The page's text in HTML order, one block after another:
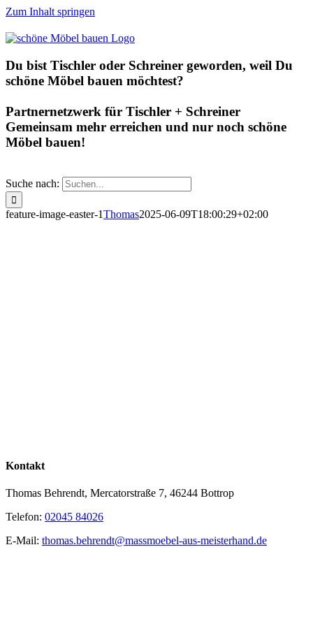
Zum Inhalt springen
Du bist Tischler oder Schreiner geworden, weil Du
schöne Möbel bauen möchtest?
Partnernetzwerk für Tischler + Schreiner
Gemeinsam mehr erreichen und nur noch schöne
Möbel bauen!
Suche nach:
feature-image-easter-1Thomas2025-06-09T18:00:29+02:00
Kontakt
Thomas Behrendt, Mercatorstraße 7, 46244 Bottrop
Telefon: 02045 84026
E-Mail: thomas.behrendt@massmoebel-aus-meisterhand.de